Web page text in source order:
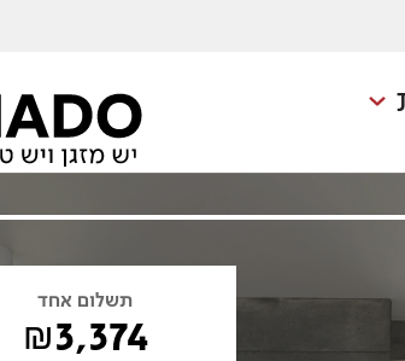
תשלום אחד
₪3,374